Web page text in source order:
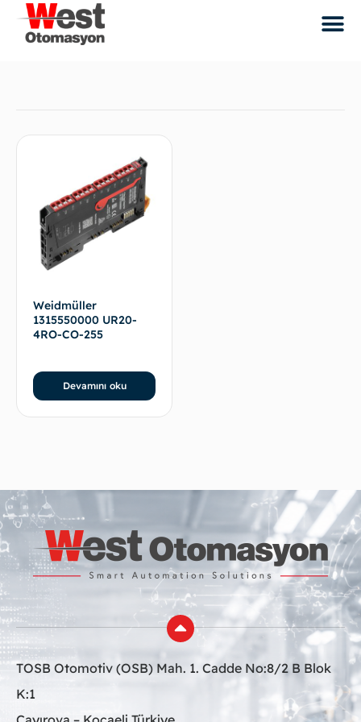
Weidmüller
1315550000 UR20-
4RO-CO-255
Devamını oku
TOSB Otomotiv (OSB) Mah. 1. Cadde No:8/2 B Blok
K:1